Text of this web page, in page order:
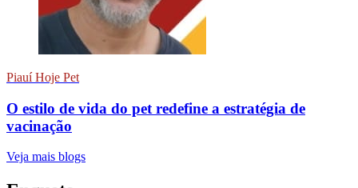
Piauí Hoje Pet
O estilo de vida do pet redefine a estratégia de
vacinação
Veja mais blogs